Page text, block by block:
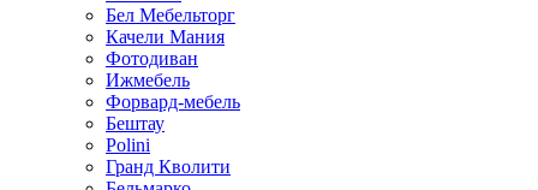
Бел Мебельторг
Качели Мания
Фотодиван
Ижмебель
Форвард-мебель
Бештау
Polini
Гранд Кволити